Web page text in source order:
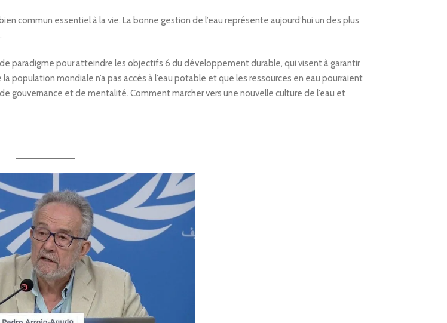
commun essentiel à la vie. La bonne gestion de l’eau représente aujourd’hui un des plus
paradigme pour atteindre les objectifs 6 du développement durable, qui visent à garantir
la population mondiale n’a pas accès à l’eau potable et que les ressources en eau pourraient
gouvernance et de mentalité. Comment marcher vers une nouvelle culture de l’eau et